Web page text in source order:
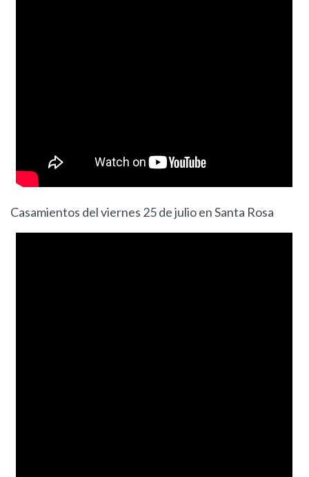
Casamientos del viernes 25 de julio en Santa Rosa